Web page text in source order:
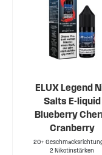
ELUX Legend
Salts E-liquid
Blueberry
Cranberry
20+
2 Nikotinstärken